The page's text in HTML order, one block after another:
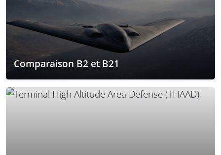
Comparaison B2 et B21